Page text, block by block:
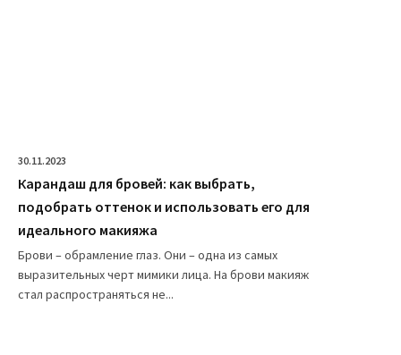
30.11.2023
Карандаш для бровей: как выбрать,
подобрать оттенок и использовать его для
идеального макияжа
Брови – обрамление глаз. Они – одна из самых
выразительных черт мимики лица. На брови макияж
стал распространяться не...